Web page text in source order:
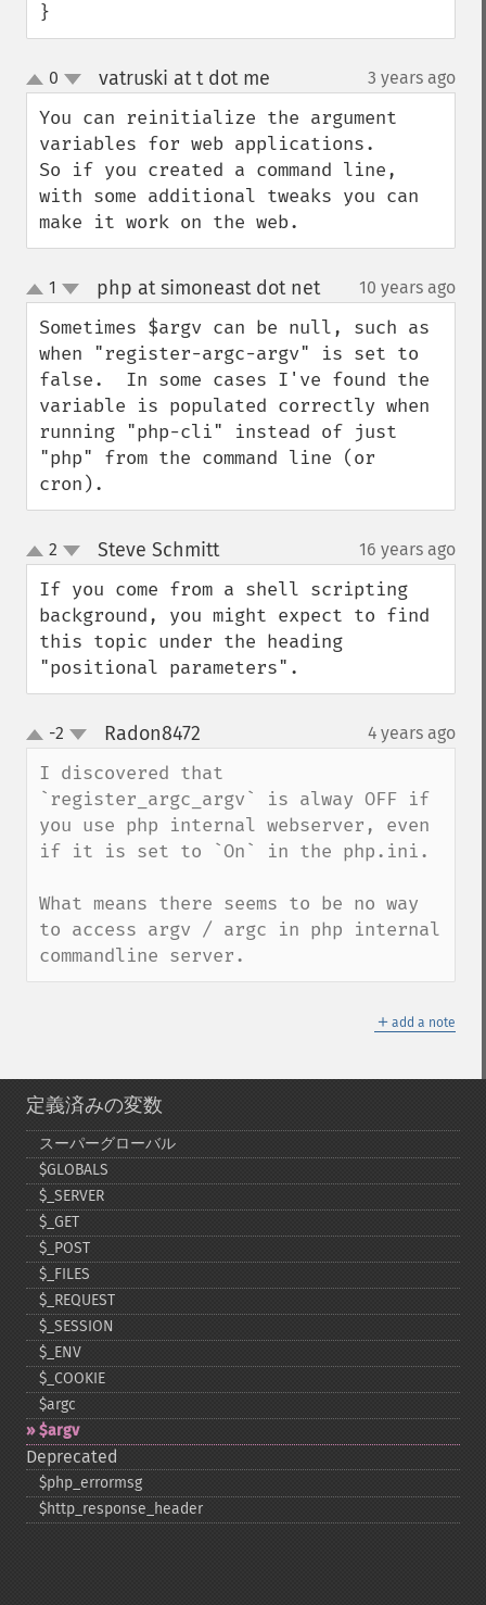
}
up
down
0 vatruski at t dot me 3 years ago
You can reinitialize the argument
variables for web applications.
So if you created a command line,
with some additional tweaks you can
make it work on the web.
up
down
1 php at simoneast dot net¶ 10 years ago
Sometimes $argv can be null, such as
when "register-argc-argv" is set to
false.  In some cases I've found the
variable is populated correctly when
running "php-cli" instead of just
"php" from the command line (or
cron).
up
down
2 Steve Schmitt¶ 16 years ago
If you come from a shell scripting
background, you might expect to find
this topic under the heading
"positional parameters".
up
down
-2 Radon8472 4 years ago
I discovered that
`register_argc_argv` is alway OFF if
you use php internal webserver, even
if it is set to `On` in the php.ini.
What means there seems to be no way
to access argv / argc in php internal
commandline server.
＋ add a note
定義済みの変数
スーパーグローバル
$GLOBALS
$_​SERVER
$_​GET
$_​POST
$_​FILES
$_​REQUEST
$_​SESSION
$_​ENV
$_​COOKIE
$argc
$argv
Deprecated
$php_​errormsg
$http_​response_​header